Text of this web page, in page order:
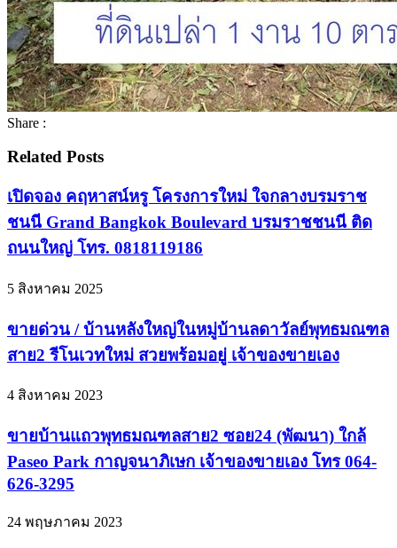
Share :
Related Posts
เปิดจอง คฤหาสน์หรู โครงการใหม่ ใจกลางบรมราช
ชนนี Grand Bangkok Boulevard บรมราชชนนี ติด
ถนนใหญ่ โทร. 0818119186
5 สิงหาคม 2025
ขายด่วน / บ้านหลังใหญ่ในหมู่บ้านลดาวัลย์พุทธมณฑล
สาย2 รีโนเวทใหม่ สวยพร้อมอยู่ เจ้าของขายเอง
4 สิงหาคม 2023
ขายบ้านแถวพุทธมณฑลสาย2 ซอย24 (พัฒนา) ใกล้
Paseo Park กาญจนาภิเษก เจ้าของขายเอง โทร 064-
626-3295
24 พฤษภาคม 2023